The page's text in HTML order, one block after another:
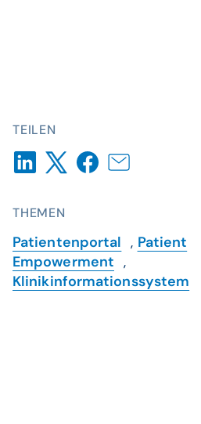
TEILEN
THEMEN
Patientenportal , Patient
Empowerment ,
Klinikinformationssystem